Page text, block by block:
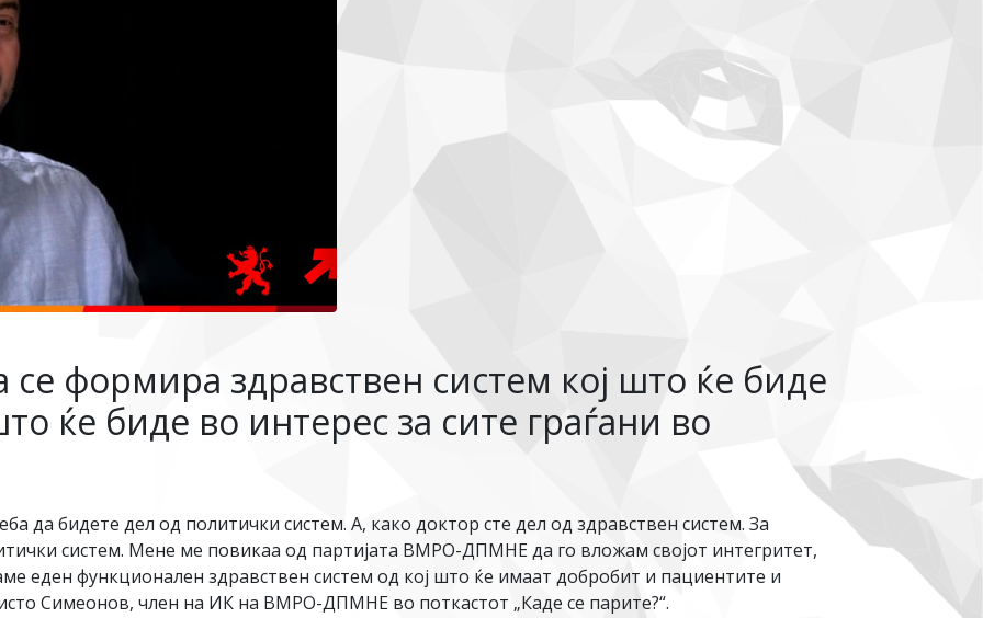
формира здравствен систем кој што ќе биде
ќе биде во интерес за сите граѓани во
да бидете дел од политички систем. А, како доктор сте дел од здравствен систем. За
систем. Мене ме повикаа од партијата ВМРО-ДПМНЕ да го вложам својот интегритет,
еден функционален здравствен систем од кој што ќе имаат добробит и пациентите и
Симеонов, член на ИК на ВМРО-ДПМНЕ во поткастот „Каде се парите?“.